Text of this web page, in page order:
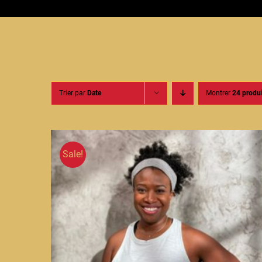
Trier par Date Montrer 24
Sale!